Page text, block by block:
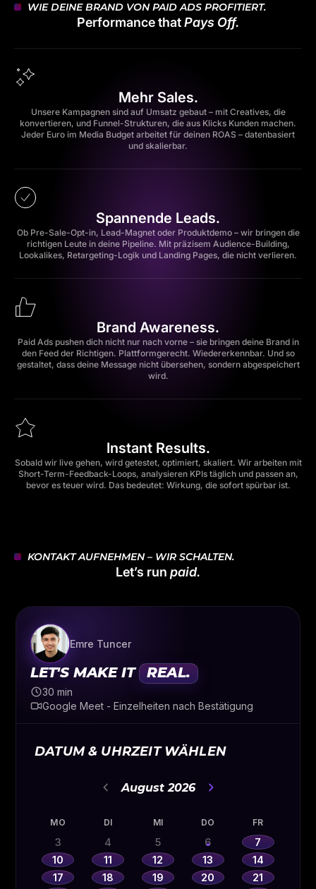
WIE DEINE BRAND VON PAID ADS PROFITIERT.
Performance thatPays Off.
Mehr Sales.
Unsere Kampagnen sind auf Umsatz gebaut – mit Creatives, die
konvertieren, und Funnel-Strukturen, die aus Klicks Kunden machen.
Jeder Euro im Media Budget arbeitet für deinen ROAS – datenbasiert
und skalierbar.
Spannende Leads.
Ob Pre-Sale-Opt-in, Lead-Magnet oder Produktdemo – wir bringen die
richtigen Leute in deine Pipeline. Mit präzisem Audience-Building,
Lookalikes, Retargeting-Logik und Landing Pages, die nicht verlieren.
Brand Awareness.
Paid Ads pushen dich nicht nur nach vorne – sie bringen deine Brand in
den Feed der Richtigen. Plattformgerecht. Wiedererkennbar. Und so
gestaltet, dass deine Message nicht übersehen, sondern abgespeichert
wird.
Instant Results.
Sobald wir live gehen, wird getestet, optimiert, skaliert. Wir arbeiten mit
Short-Term-Feedback-Loops, analysieren KPIs täglich und passen an,
bevor es teuer wird. Das bedeutet: Wirkung, die sofort spürbar ist.
KONTAKT AUFNEHMEN – WIR SCHALTEN.
Let’s run paid.